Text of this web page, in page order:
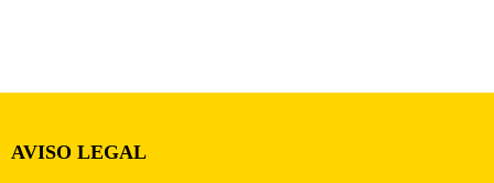
AVISO LEGAL